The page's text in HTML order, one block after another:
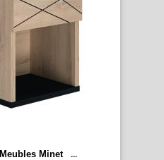
Meubles Minet
...